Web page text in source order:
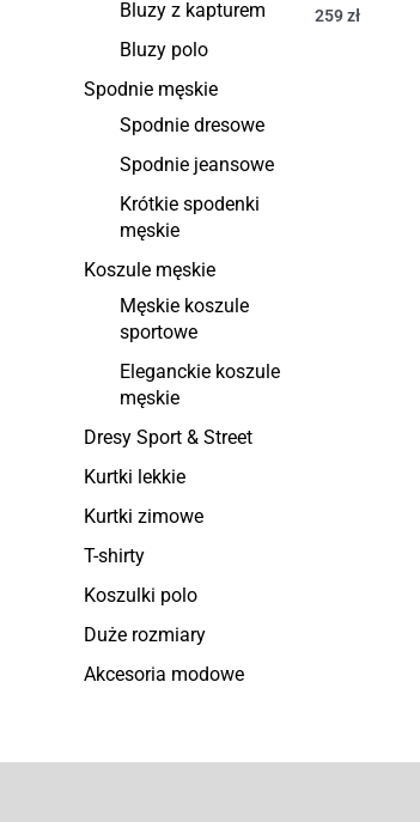
Bluzy z kapturem
Bluzy polo
Spodnie męskie
Spodnie dresowe
Spodnie jeansowe
Krótkie spodenki
męskie
Koszule męskie
Męskie koszule
sportowe
Eleganckie koszule
męskie
Dresy Sport & Street
Kurtki lekkie
Kurtki zimowe
T-shirty
Koszulki polo
Duże rozmiary
Akcesoria modowe
259zł